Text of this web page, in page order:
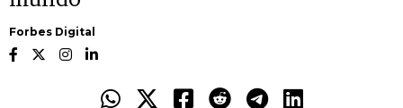
Forbes Digital